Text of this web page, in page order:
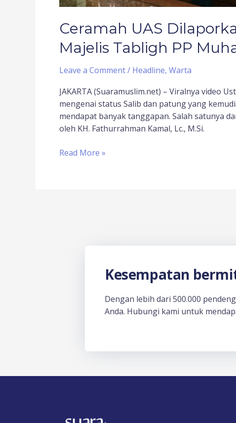
Ceramah UAS
Majelis Tabligh PP
Leave a Comment/ Headline, Warta
JAKARTA (Suaramuslim.net) – Viralnya video
mengenai status Salib dan patung yang
mendapat banyak tanggapan. Salah satunya
oleh KH. Fathurrahman Kamal, Lc., M.Si.
Read More »
Kesempatan
Dengan lebih dari 500.000
Anda. Hubungi kami untuk